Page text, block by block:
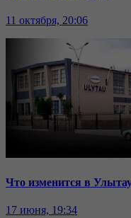
11 октября, 20:06
Что изменится в
17 июня, 19:34